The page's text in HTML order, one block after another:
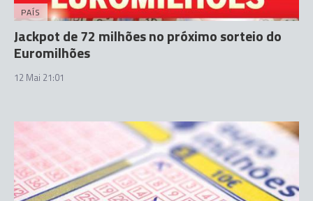
PAÍS
Jackpot de 72 milhões no próximo sorteio do
Euromilhões
12 Mai 21:01